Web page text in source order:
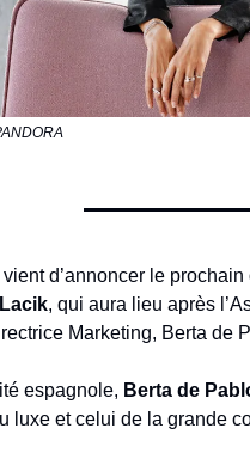
vient d’annoncer le
, qui aura lieu après
Marketing, Berta de
espagnole, Berta de
luxe et celui de la grande